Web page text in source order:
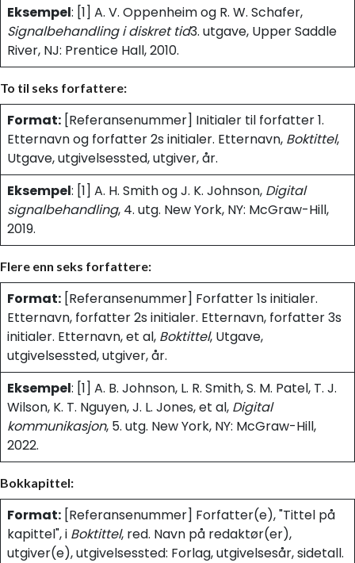
Eksempel: [1] A. V. Oppenheim og R. W. Schafer,
Signalbehandling i diskret tid3. utgave, Upper Saddle
River, NJ: Prentice Hall, 2010.
To til seks forfattere:
Format: [Referansenummer] Initialer til forfatter 1.
Etternavn og forfatter 2s initialer. Etternavn, Boktittel,
Utgave, utgivelsessted, utgiver, år.
Eksempel: [1] A. H. Smith og J. K. Johnson, Digital
signalbehandling, 4. utg. New York, NY: McGraw-Hill,
2019.
Flere enn seks forfattere:
Format: [Referansenummer] Forfatter 1s initialer.
Etternavn, forfatter 2s initialer. Etternavn, forfatter 3s
initialer. Etternavn, et al, Boktittel, Utgave,
utgivelsessted, utgiver, år.
Eksempel: [1] A. B. Johnson, L. R. Smith, S. M. Patel, T. J.
Wilson, K. T. Nguyen, J. L. Jones, et al, Digital
kommunikasjon, 5. utg. New York, NY: McGraw-Hill,
2022.
Bokkapittel:
Format: [Referansenummer] Forfatter(e), "Tittel på
kapittel", i Boktittel, red. Navn på redaktør(er),
utgiver(e), utgivelsessted: Forlag, utgivelsesår, sidetall.